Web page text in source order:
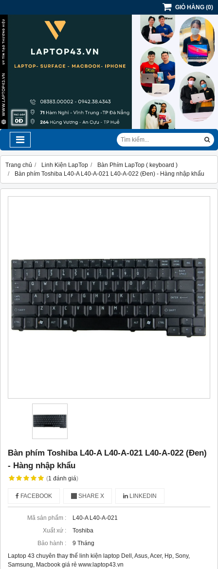
GIỎ HÀNG (0)
Trang chủ Linh Kiện LapTop
Bàn Phím LapTop ( keyboard )
Bàn phím Toshiba L40-A L40-A-021 L40-A-022 (Đen) - Hàng nhập khẩu
Bàn phím Toshiba L40-A L40-A-021 L40-A-022 (Đen)
- Hàng nhập khẩu
(1 đánh giá)
FACEBOOK SHARE X LINKEDIN
Mã sản phẩm :
L40-A L40-A-021
Xuất xứ :
Toshiba
Bảo hành :
9 Tháng
Laptop 43 chuyên thay thế linh kiện laptop Dell, Asus, Acer, Hp, Sony,
Samsung, Macbook giá rẻ www.laptop43.vn